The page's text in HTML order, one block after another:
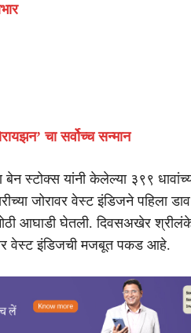
चा सर्वोच्च सन्मान
स्टोक्स यांनी केलेल्या ३९९
जोरावर वेस्ट इंडिजने पहिला
आघाडी घेतली. दिवसअखेर
वेस्ट इंडिजची मजबूत पकड आहे.